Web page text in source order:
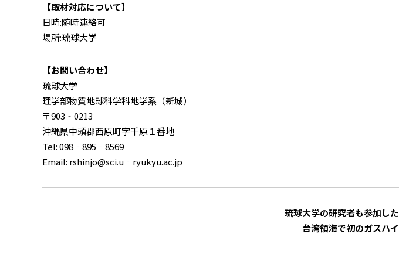
【取材対応について】
日時:随時連絡可
場所:琉球大学
【お問い合わせ】
琉球大学
理学部物質地球科学科地学系（新城）
〒903‐0213
沖縄県中頭郡西原町字千原１番地
Tel: 098‐895‐8569
Email: rshinjo@sci.u‐ryukyu.ac.jp
琉球大学の研究者も参加し
台湾領海で初のガスハ